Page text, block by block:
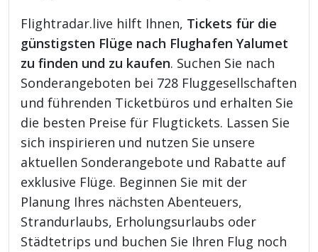
Flightradar.live hilft Ihnen, Tickets für die
günstigsten Flüge nach Flughafen Yalumet
zu finden und zu kaufen. Suchen Sie nach
Sonderangeboten bei 728 Fluggesellschaften
und führenden Ticketbüros und erhalten Sie
die besten Preise für Flugtickets. Lassen Sie
sich inspirieren und nutzen Sie unsere
aktuellen Sonderangebote und Rabatte auf
exklusive Flüge. Beginnen Sie mit der
Planung Ihres nächsten Abenteuers,
Strandurlaubs, Erholungsurlaubs oder
Städtetrips und buchen Sie Ihren Flug noch